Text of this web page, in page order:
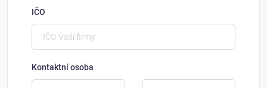
IČO
Kontaktní osoba